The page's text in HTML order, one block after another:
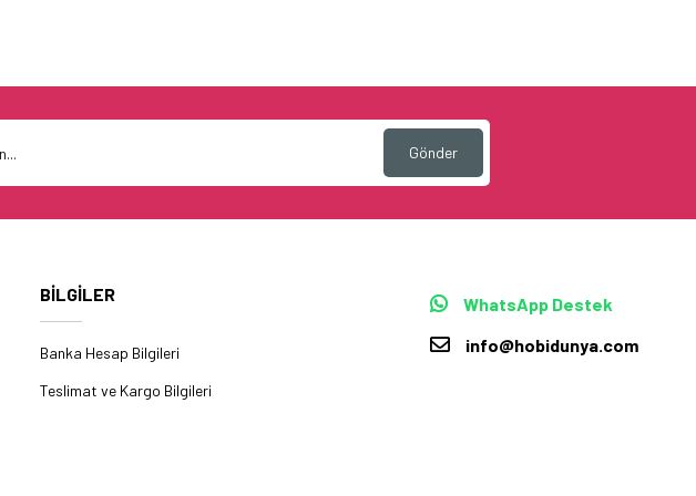
Gönder
BİLGİLER
Banka Hesap Bilgileri
Teslimat ve Kargo Bilgileri
WhatsApp Destek
info@hobidunya.com